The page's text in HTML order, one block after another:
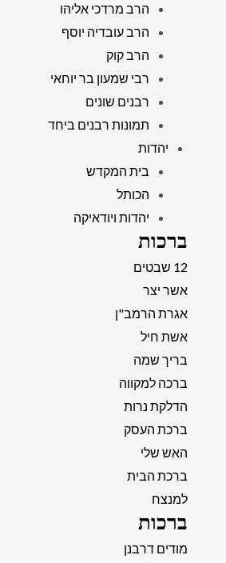
הרב מרדכי אליהו
הרב עובדיה יוסף
הרב קוק
רבי שמעון בר יוחאי
רבנים שונים
תמונות רבנים ביחד
יהדות
בית המקדש
הכותל
יהדות ויודאיקה
ברכות
12 שבטים
אשר יצר
אגרת הרמב"ן
אשת חיל
בריך שמה
ברכה למקווה
הדלקת נרות
ברכת העסק
האש שלי
ברכת הבית
למנצח
ברכות
מודים דרבנן